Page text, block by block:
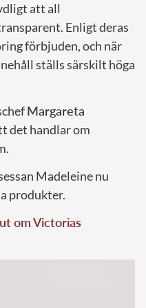
att all
Enligt deras
förbjuden, och när
ställs särskilt höga
Margareta
det handlar om
Madeleine nu
produkter.
om Victorias